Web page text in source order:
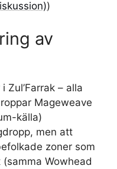
)
av
Zul’Farrak – alla
Mageweave
källa)
men att
zoner som
Wowhead